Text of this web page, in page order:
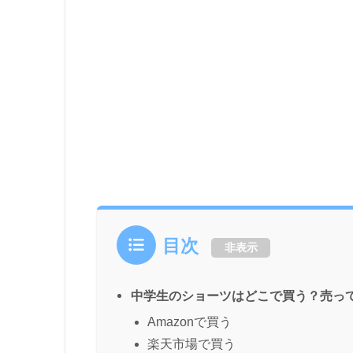
目次 非表示
中学生のショーツはどこで買う？売っ
Amazonで買う
楽天市場で買う